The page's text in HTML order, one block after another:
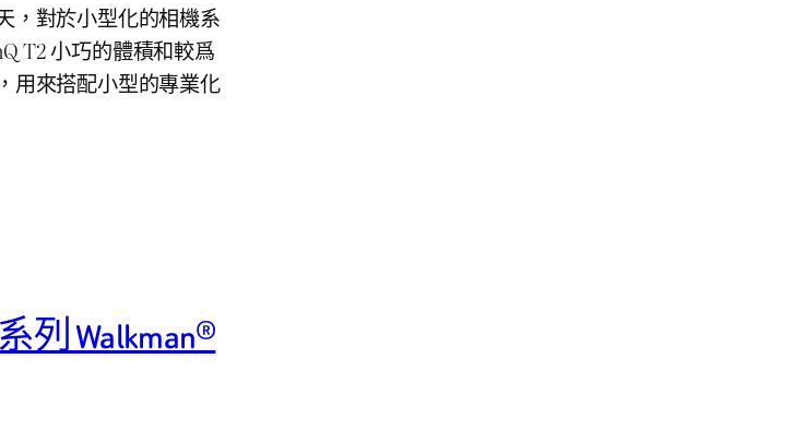
，對於小型化的相機系
T2 小巧的體積和較爲
用來搭配小型的專業化
列 Walkman®